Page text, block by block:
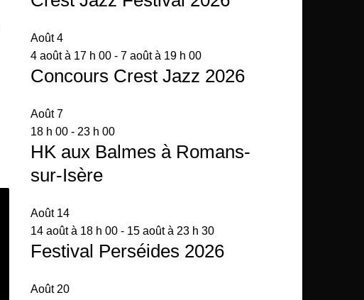
Août4
4 août à 17 h 00- 7 août à 19 h 00
Concours Crest Jazz 2026
Août7
18 h 00- 23 h 00
HK aux Balmes à Romans-
sur-Isère
Août 14
14 août à 18 h 00- 15 août à 23 h 30
Festival Perséides 2026
Août 20